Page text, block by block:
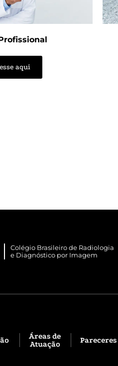
aqui
Colégio Brasileiro de Radiologia
e Diagnóstico por Imagem
Áreas de
Atuação
Pareceres